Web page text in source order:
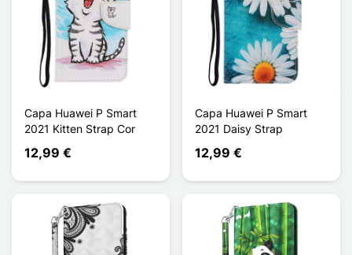
Capa Huawei P Smart
2021 Kitten Strap Cor
12,99 €
Capa Huawei P Smart
2021 Daisy Strap
12,99 €